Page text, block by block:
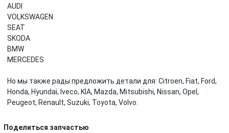
AUDI
VOLKSWAGEN
SEAT
SKODA
BMW
MERCEDES
Но мы также рады предложить детали для: Citroen, Fiat, Ford,
Honda, Hyundai, Iveco, KIA, Mazda, Mitsubishi, Nissan, Opel,
Peugeot, Renault, Suzuki, Toyota, Volvo.
Поделиться запчастью